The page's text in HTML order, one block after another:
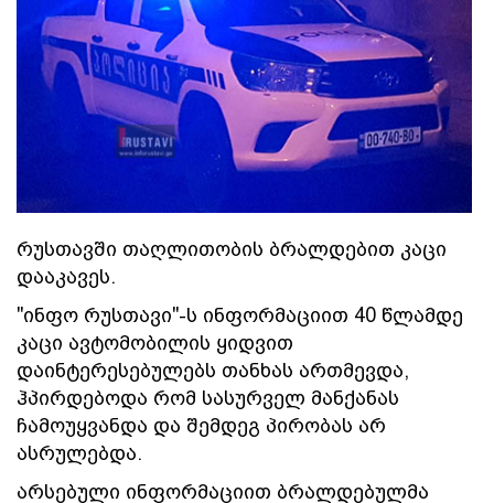
რუსთავში თაღლითობის ბრალდებით კაცი
დააკავეს.
"ინფო რუსთავი"-ს ინფორმაციით 40 წლამდე
კაცი ავტომობილის ყიდვით
დაინტერესებულებს თანხას ართმევდა,
ჰპირდებოდა რომ სასურველ მანქანას
ჩამოუყვანდა და შემდეგ პირობას არ
ასრულებდა.
არსებული ინფორმაციით ბრალდებულმა